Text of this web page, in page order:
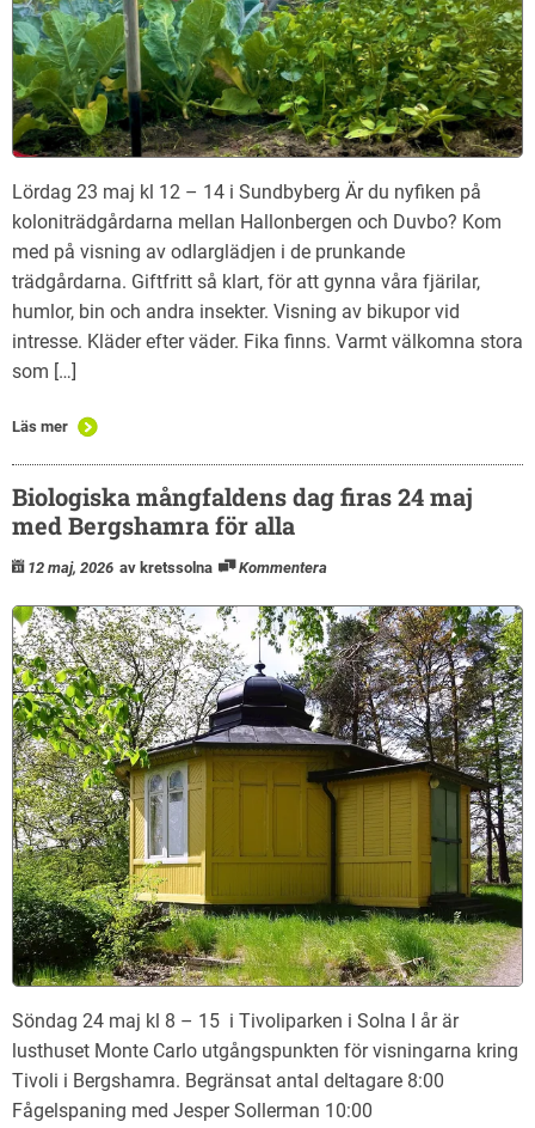
Lördag 23 maj kl 12 – 14 i Sundbyberg Är du nyfiken på
koloniträdgårdarna mellan Hallonbergen och Duvbo? Kom
med på visning av odlarglädjen i de prunkande
trädgårdarna. Giftfritt så klart, för att gynna våra fjärilar,
humlor, bin och andra insekter. Visning av bikupor vid
intresse. Kläder efter väder. Fika finns. Varmt välkomna stora
som […]
Läs mer
Biologiska mångfaldens dag firas 24 maj
med Bergshamra för alla
12 maj, 2026 av kretssolna Kommentera
Söndag 24 maj kl 8 – 15 i Tivoliparken i Solna I år är
lusthuset Monte Carlo utgångspunkten för visningarna kring
Tivoli i Bergshamra. Begränsat antal deltagare 8:00
Fågelspaning med Jesper Sollerman 10:00